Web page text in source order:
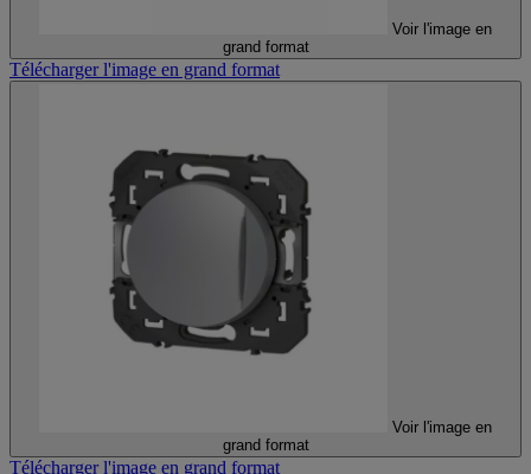
Voir l'image en
grand format
Télécharger l'image en grand format
Voir l'image en
grand format
Télécharger l'image en grand format